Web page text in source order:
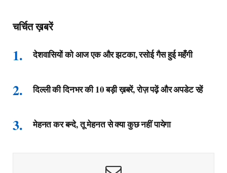
चर्चित ख़बरें
देशवासियों को आज एक और झटका, रसोई गैस हुई महँगी
दिल्ली की दिनभर की 10 बड़ी ख़बरें, रोज़ पढ़ें और अपडेट रहें
मेहनत कर बन्दे, तू मेहनत से क्या कुछ नहीं पायेगा